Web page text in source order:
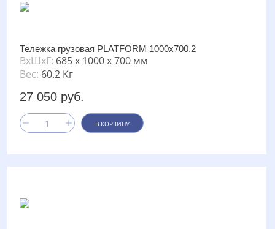
Тележка грузовая PLATFORM 1000х700.2
ВxШxГ: 685 x 1000 x 700 мм
Вес: 60.2 Кг
27 050 руб.
В КОРЗИНУ